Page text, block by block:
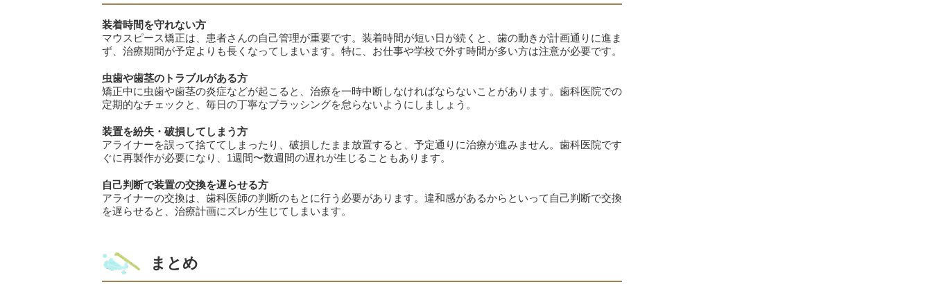
装着時間を守れない方
マウスピース矯正は、患者さんの自己管理が重要です。装着時間が短い日が続くと、歯の動きが計画通りに進ま
ず、治療期間が予定よりも長くなってしまいます。特に、お仕事や学校で外す時間が多い方は注意が必要です。
虫歯や歯茎のトラブルがある方
矯正中に虫歯や歯茎の炎症などが起こると、治療を一時中断しなければならないことがあります。歯科医院での
定期的なチェックと、毎日の丁寧なブラッシングを怠らないようにしましょう。
装置を紛失・破損してしまう方
アライナーを誤って捨ててしまったり、破損したまま放置すると、予定通りに治療が進みません。歯科医院です
ぐに再製作が必要になり、1週間〜数週間の遅れが生じることもあります。
自己判断で装置の交換を遅らせる方
アライナーの交換は、歯科医師の判断のもとに行う必要があります。違和感があるからといって自己判断で交換
を遅らせると、治療計画にズレが生じてしまいます。
まとめ